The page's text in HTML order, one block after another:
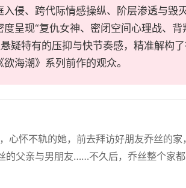
侵、跨代际情感操纵、阶层渗透与毁
呈现“复仇女神、密闭空间心理战、背
疑特有的压抑与快节奏感，精准解构
海潮》系列前作的观众。
心怀不轨的她，前去拜访好朋友乔丝的家
的父亲与男朋友……不久后，乔丝整个家